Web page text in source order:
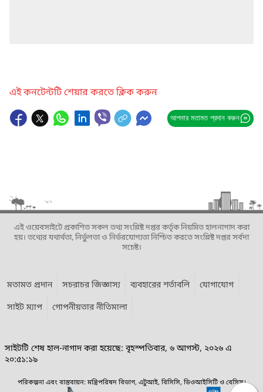
এই কনটেন্টটি শেয়ার করতে ক্লিক করুন
আপনার মতামত প্রদান করুন
এই ওয়েবসাইটে প্রকাশিত সকল তথ্য সংশ্লিষ্ট দপ্তর কর্তৃক নিয়মিত হালনাগাদ করা
হয়। তথ্যের যথার্থতা, নির্ভুলতা ও নির্ভরযোগ্যতা নিশ্চিত করতে সংশ্লিষ্ট দপ্তর সর্বদা
সচেষ্ট।
মতামত প্রদান সচরাচর জিজ্ঞাস্য ব্যবহারের শর্তাবলি
যোগাযোগ
সাইট ম্যাপ
গোপনীয়তার নীতিমালা
সাইটটি শেষ হাল-নাগাদ করা হয়েছে: বৃহস্পতিবার, ৬ আগস্ট, ২০২৬ এ
২০:৫১:১৯
পরিকল্পনা এবং বাস্তবায়ন: মন্ত্রিপরিষদ বিভাগ, এটুআই, বিসিসি, ডিওআইসিটি ও বেসিস।